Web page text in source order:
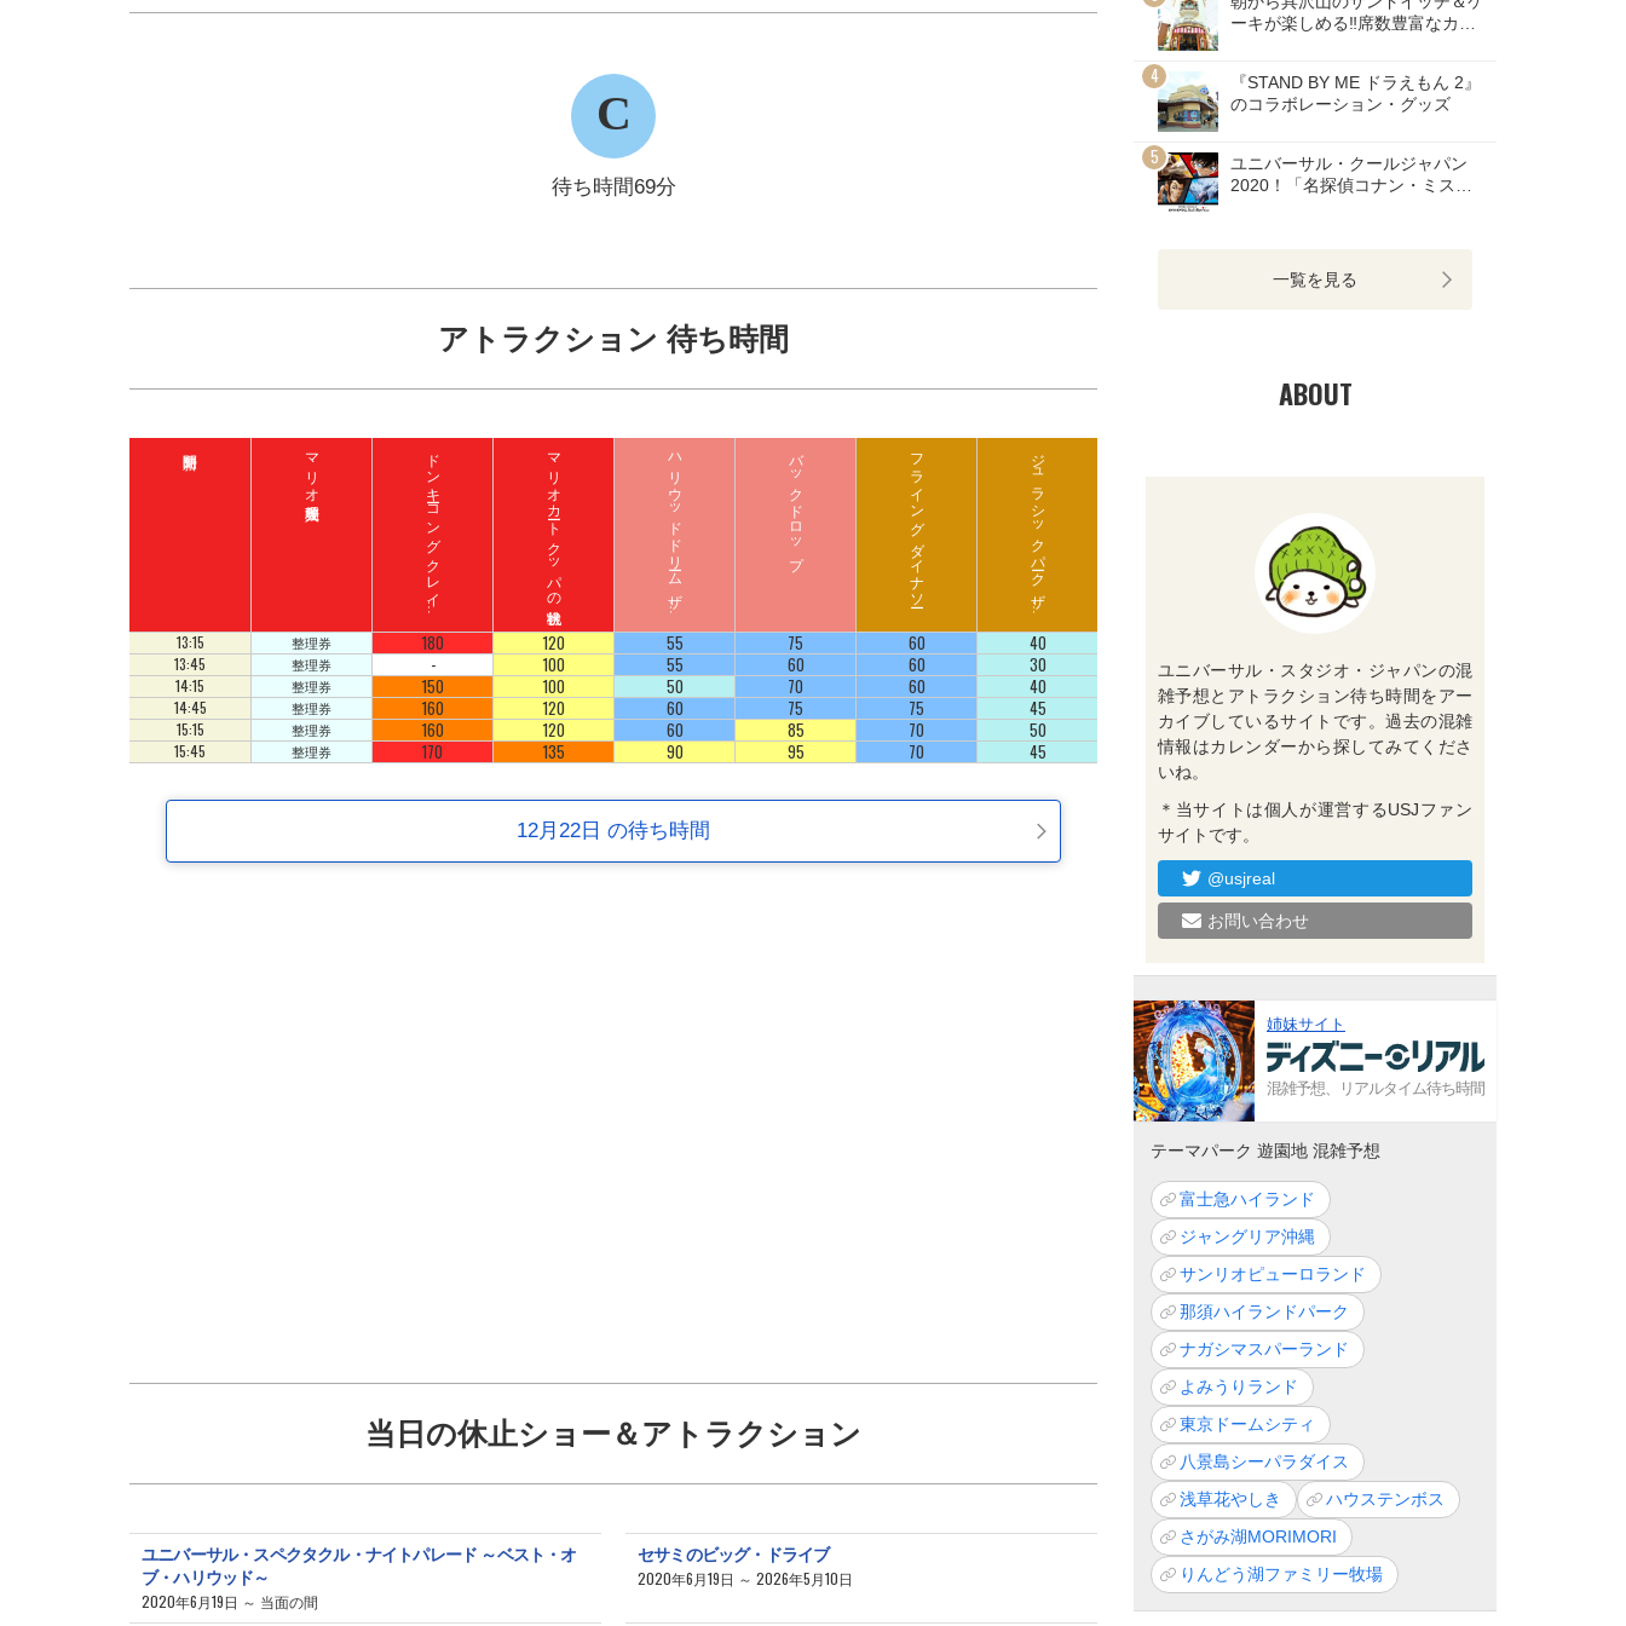
C
待ち時間69分
アトラクション 待ち時間
マリオ入場整理券 ド
ン
キ
ーコ
ン
グ
ク
レ
イ
ジ
ート
ロ
ッ
コ
マリオカート クッパの挑戦状 ハ
リ
ウ
ッ
ド
ド
リ
ーム
ザ
ラ
イ
ド
バックドロップ フライング ダイナソー ジ
ュ
ラ
シ
ッ
ク
パ
ーク
ザ
ラ
イ
ド
13:15 整理券 180 120 55 75 60 40
13:45 整理券 - 100 55 60 60 30
14:15 整理券 150 100 50 70 60 40
14:45 整理券 160 120 60 75 75 45
15:15 整理券 160 120 60 85 70 50
15:45 整理券 170 135 90 95 70 45
12月22日 の待ち時間
当日の休止ショー＆アトラクション
ユニバーサル・スペクタクル・ナイトパレード ～ベスト・オ
ブ・ハリウッド～
2020年6月19日 ～ 当面の間
セサミのビッグ・ドライブ
2020年6月19日 ～ 2026年5月10日
ーキが楽しめる‼席数豊富なカフ
『STAND BY ME ドラえもん 2』
のコラボレーション・グッズ
ユニバーサル・クールジャパン
2020！「名探偵コナン・ミステ
一覧を見る
ABOUT
ユニバーサル・スタジオ・ジャパンの混
雑予想とアトラクション待ち時間をアー
カイブしているサイトです。過去の混雑
情報はカレンダーから探してみてくださ
いね。
＊当サイトは個人が運営するUSJファン
サイトです。
@usjreal
お問い合わせ
姉妹サイト
混雑予想、リアルタイム待ち時間
テーマパーク 遊園地 混雑予想
富士急ハイランド
ジャングリア沖縄
サンリオピューロランド
那須ハイランドパーク
ナガシマスパーランド
よみうりランド
東京ドームシティ
八景島シーパラダイス
浅草花やしき
ハウステンボス
さがみ湖MORIMORI
りんどう湖ファミリー牧場